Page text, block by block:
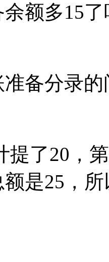
额多15
备分录
提了20，
是25，